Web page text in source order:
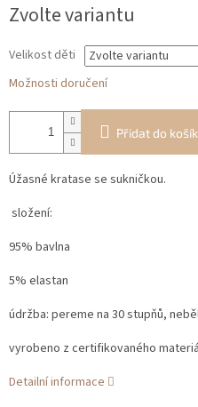
cena:
Zvolte variantu
Velikost děti
Možnosti doručení
Přidat do
Úžasné kratase se sukničkou.
složení:
95% bavlna
5% elastan
údržba: pereme na 30 stupňů,
vyrobeno z certifikovaného
Detailní informace